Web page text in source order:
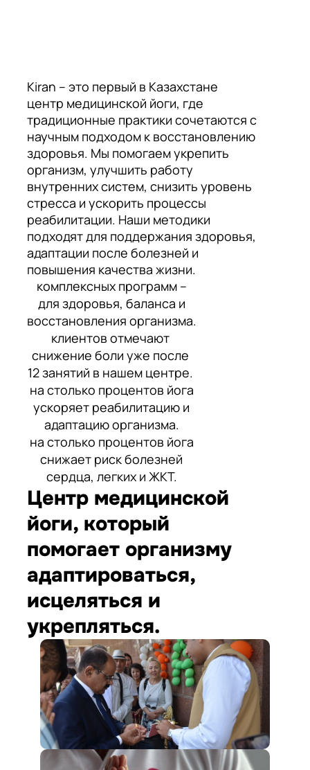
Kiran – это первый в Казахстане
центр медицинской йоги, где
традиционные практики сочетаются с
научным подходом к восстановлению
здоровья. Мы помогаем укрепить
организм, улучшить работу
внутренних систем, снизить уровень
стресса и ускорить процессы
реабилитации. Наши методики
подходят для поддержания здоровья,
адаптации после болезней и
повышения качества жизни.
комплексных программ –
для здоровья, баланса и
восстановления организма.
клиентов отмечают
снижение боли уже после
12 занятий в нашем центре.
на столько процентов йога
ускоряет реабилитацию и
адаптацию организма.
на столько процентов йога
снижает риск болезней
сердца, легких и ЖКТ.
Центр медицинской
йоги, который
помогает организму
адаптироваться,
исцеляться и
укрепляться.